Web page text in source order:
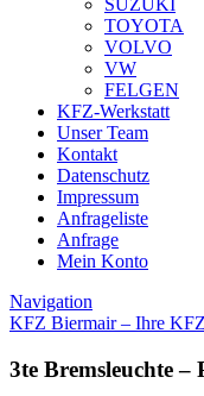
SUZUKI
TOYOTA
VOLVO
VW
FELGEN
KFZ-Werkstatt
Unser Team
Kontakt
Datenschutz
Impressum
Anfrageliste
Anfrage
Mein Konto
Navigation
KFZ Biermair – Ihre
3te Bremsleuchte –